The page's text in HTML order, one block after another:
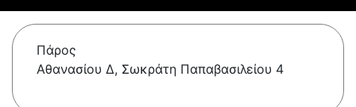
Πάρος
Αθανασίου Δ, Σωκράτη Παπαβασιλείου 4